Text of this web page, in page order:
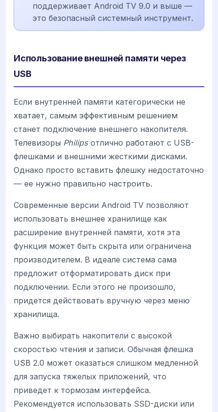
поддерживает Android TV 9.0 и выше —
это безопасный системный инструмент.
Использование внешней памяти через
USB
Если внутренней памяти категорически не
хватает, самым эффективным решением
станет подключение внешнего накопителя.
Телевизоры Philipsотлично работают с USB-
флешками и внешними жесткими дисками.
Однако просто вставить флешку недостаточно
— ее нужно правильно настроить.
Современные версии Android TV позволяют
использовать внешнее хранилище как
расширение внутренней памяти, хотя эта
функция может быть скрыта или ограничена
производителем. В идеале система сама
предложит отформатировать диск при
подключении. Если этого не произошло,
придется действовать вручную через меню
хранилища.
Важно выбирать накопители с высокой
скоростью чтения и записи. Обычная флешка
USB 2.0 может оказаться слишком медленной
для запуска тяжелых приложений, что
приведет к тормозам интерфейса.
Рекомендуется использовать SSD-диски или